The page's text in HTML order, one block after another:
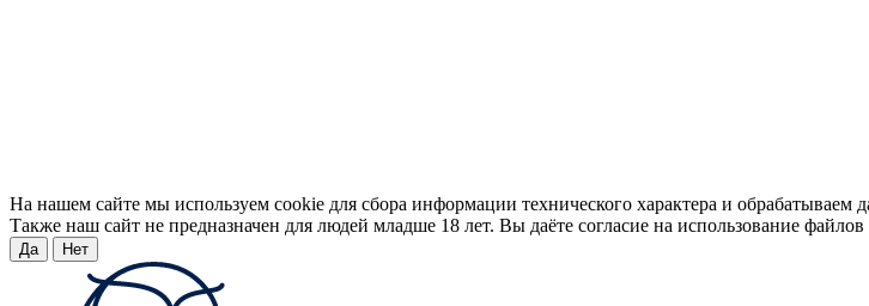
На нашем сайте мы используем cookie для сбора информации технического характера и обрабатываем
Также наш сайт не предназначен для людей младше 18 лет. Вы даёте согласие на использование
Да Нет